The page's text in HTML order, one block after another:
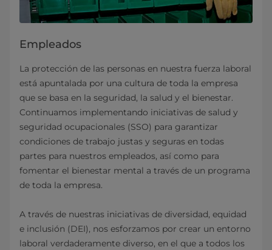
Empleados
La protección de las personas en nuestra fuerza laboral
está apuntalada por una cultura de toda la empresa
que se basa en la seguridad, la salud y el bienestar.
Continuamos implementando iniciativas de salud y
seguridad ocupacionales (SSO) para garantizar
condiciones de trabajo justas y seguras en todas
partes para nuestros empleados, así como para
fomentar el bienestar mental a través de un programa
de toda la empresa.
A través de nuestras iniciativas de diversidad, equidad
e inclusión (DEI), nos esforzamos por crear un entorno
laboral verdaderamente diverso, en el que a todos los